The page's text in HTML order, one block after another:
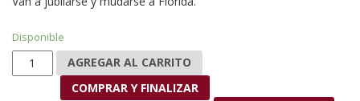
Disponible
Vida de lago cantidad
AGREGAR AL CARRITO
COMPRAR Y FINALIZAR